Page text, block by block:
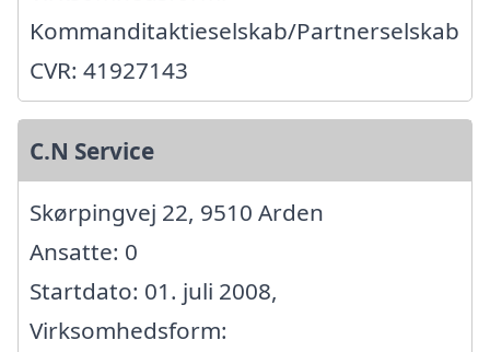
Kommanditaktieselskab/Partnerselskab
CVR: 41927143
C.N Service
Skørpingvej 22, 9510 Arden
Ansatte: 0
Startdato: 01. juli 2008,
Virksomhedsform: